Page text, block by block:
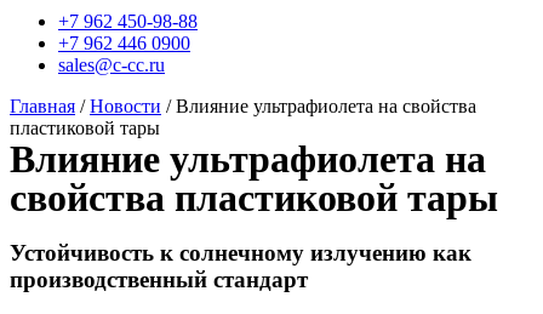
+7 962 450-98-88
+7 962 446 0900
sales@c-cc.ru
Главная /Новости / Влияние ультрафиолета на свойства
пластиковой тары
Влияние ультрафиолета на
свойства пластиковой тары
Устойчивость к солнечному излучению как
производственный стандарт